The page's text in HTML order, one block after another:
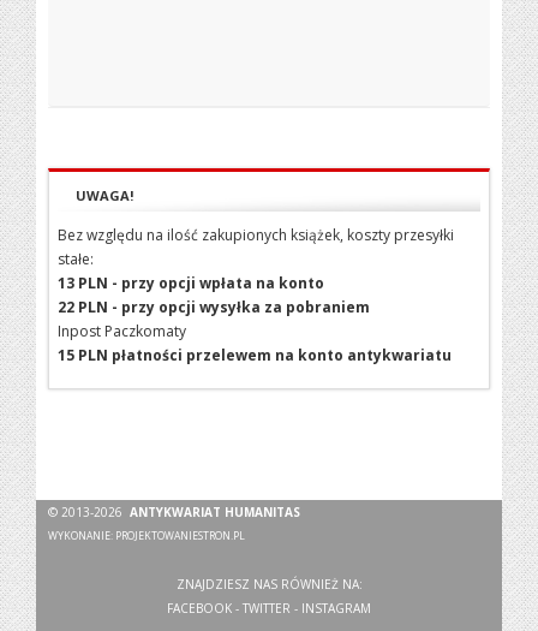
UWAGA!
Bez względu na ilość zakupionych książek, koszty przesyłki
stałe:
13 PLN - przy opcji wpłata na konto
22 PLN - przy opcji wysyłka za pobraniem
Inpost Paczkomaty
15 PLN płatności przelewem na konto antykwariatu
© 2013-2026ANTYKWARIAT HUMANITAS
WYKONANIE: PROJEKTOWANIESTRON.PL
ZNAJDZIESZ NAS RÓWNIEŻ NA:
FACEBOOK - TWITTER - INSTAGRAM